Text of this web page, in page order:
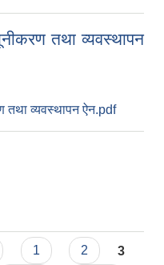
तथा व्यवस्थापन
तथा व्यवस्थापन ऐन.pdf
1 2
3